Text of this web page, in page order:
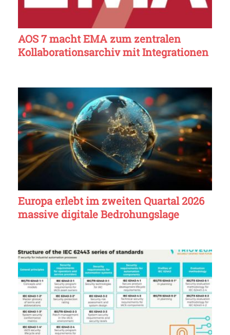
AOS 7 macht EMA zum zentralen
Kollaborationsarchiv mit Integrationen
Europa erlebt im zweiten Quartal 2026
massive digitale Bedrohungslage